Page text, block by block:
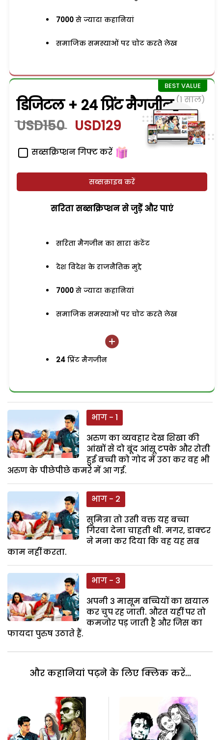
7000 से ज्यादा कहानियां
समाजिक समस्याओं पर चोट करते लेख
डिजिटल + 24 प्रिंट मैगजीन (1 साल)
USD150 USD129
सब्सक्रिप्शन गिफ्ट करें
सब्सक्राइब करें
सरिता सब्सक्रिप्शन से जुड़ेें और पाएं
सरिता मैगजीन का सारा कंटेंट
देश विदेश के राजनैतिक मुद्दे
7000 से ज्यादा कहानियां
समाजिक समस्याओं पर चोट करते लेख
24 प्रिंट मैगजीन
भाग - 1
अरुण का व्यवहार देख शिखा की
आंखों से दो बूंद आंसू टपके और रोती
हुई बच्ची को गोद में उठा कर वह भी
अरुण के पीछेपीछे कमरे में आ गई.
भाग - 2
सुमित्रा तो उसी वक्त यह बच्चा
गिरवा देना चाहती थी. मगर, डाक्टर
ने मना कर दिया कि वह यह सब
काम नहीं करता.
भाग - 3
अपनी 3 मासूम बच्चियों का खयाल
कर चुप रह जाती. औरत यहीं पर तो
कमजोर पड़ जाती है और जिस का
फायदा पुरुष उठाते हैं.
और कहानियां पढ़ने के लिए क्लिक करें...